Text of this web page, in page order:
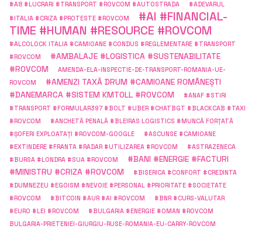
#A8 #LUCRARI #TRANSPORT #ROVCOM #AUTOSTRADA
#ADEVARUL
#ITALIA #CRIZA #PROTESTE #ROVCOM
#AI #FINANCIAL-
TIME #HUMAN #RESOURCE #ROVCOM
#ALCOLOCK ITALIA #CAMIOANE #CONDUS #REGLEMENTARE #TRANSPORT
#ROVCOM
#AMBALAJE #LOGISTICA #SUSTENABILITATE
#ROVCOM
AMENDA-ELA-INSPECTIE-DE-TRANSPORT-ROMANIA-UE-
ROVCOM
#AMENZI TAXĂ DRUM #CAMIOANE ROMÂNEȘTI
#DANEMARCA #SISTEM KMTOLL #ROVCOM
#ANAF #STIRI
#TRANSPORT #FORMULAR397 #BOLT #UBER #CHATBGT #BLACKCAB #TAXI
#ROVCOM
#ANCHETĂ PENALĂ #BLEIRAS LOGISTICS #MUNCĂ FORȚATĂ
#ȘOFERI EXPLOATAȚI #ROVCOM-GOOGLE
#ASCUNSE #CAMIOANE
#EXTINDERE #FRANTA #RADAR #UTILIZAREA #ROVCOM
#ASTRAZENECA
#BURSA #LONDRA #SUA #ROVCOM
#BANI #ENERGIE #FACTURI
#MINISTRU #CRIZA #ROVCOM
#BISERICA #CONFORT #CREDINTA
#DUMNEZEU #EGOISM #NEVOIE #PERSONAL #PRIORITATE #SOCIETATE
#ROVCOM
#BITCOIN #AUR #AI #ROVCOM
#BNR #CURS-VALUTAR
#EURO #LEI #ROVCOM
#BULGARIA #ENERGIE #OMAN #ROVCOM
BULGARIA-PRIETENIEI-GIURGIU-RUSE-ROMANIA-EU-CARRY-ROVCOM